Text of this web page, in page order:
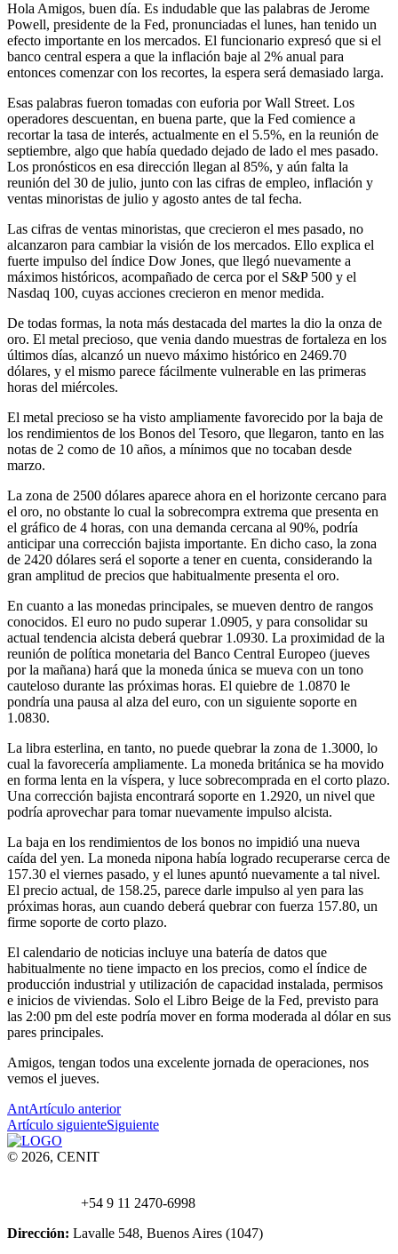
Hola Amigos, buen día. Es indudable que las palabras de Jerome
Powell, presidente de la Fed, pronunciadas el lunes, han tenido un
efecto importante en los mercados. El funcionario expresó que si el
banco central espera a que la inflación baje al 2% anual para
entonces comenzar con los recortes, la espera será demasiado larga.
Esas palabras fueron tomadas con euforia por Wall Street. Los
operadores descuentan, en buena parte, que la Fed comience a
recortar la tasa de interés, actualmente en el 5.5%, en la reunión de
septiembre, algo que había quedado dejado de lado el mes pasado.
Los pronósticos en esa dirección llegan al 85%, y aún falta la
reunión del 30 de julio, junto con las cifras de empleo, inflación y
ventas minoristas de julio y agosto antes de tal fecha.
Las cifras de ventas minoristas, que crecieron el mes pasado, no
alcanzaron para cambiar la visión de los mercados. Ello explica el
fuerte impulso del índice Dow Jones, que llegó nuevamente a
máximos históricos, acompañado de cerca por el S&P 500 y el
Nasdaq 100, cuyas acciones crecieron en menor medida.
De todas formas, la nota más destacada del martes la dio la onza de
oro. El metal precioso, que venia dando muestras de fortaleza en los
últimos días, alcanzó un nuevo máximo histórico en 2469.70
dólares, y el mismo parece fácilmente vulnerable en las primeras
horas del miércoles.
El metal precioso se ha visto ampliamente favorecido por la baja de
los rendimientos de los Bonos del Tesoro, que llegaron, tanto en las
notas de 2 como de 10 años, a mínimos que no tocaban desde
marzo.
La zona de 2500 dólares aparece ahora en el horizonte cercano para
el oro, no obstante lo cual la sobrecompra extrema que presenta en
el gráfico de 4 horas, con una demanda cercana al 90%, podría
anticipar una corrección bajista importante. En dicho caso, la zona
de 2420 dólares será el soporte a tener en cuenta, considerando la
gran amplitud de precios que habitualmente presenta el oro.
En cuanto a las monedas principales, se mueven dentro de rangos
conocidos. El euro no pudo superar 1.0905, y para consolidar su
actual tendencia alcista deberá quebrar 1.0930. La proximidad de la
reunión de política monetaria del Banco Central Europeo (jueves
por la mañana) hará que la moneda única se mueva con un tono
cauteloso durante las próximas horas. El quiebre de 1.0870 le
pondría una pausa al alza del euro, con un siguiente soporte en
1.0830.
La libra esterlina, en tanto, no puede quebrar la zona de 1.3000, lo
cual la favorecería ampliamente. La moneda británica se ha movido
en forma lenta en la víspera, y luce sobrecomprada en el corto plazo.
Una corrección bajista encontrará soporte en 1.2920, un nivel que
podría aprovechar para tomar nuevamente impulso alcista.
La baja en los rendimientos de los bonos no impidió una nueva
caída del yen. La moneda nipona había logrado recuperarse cerca de
157.30 el viernes pasado, y el lunes apuntó nuevamente a tal nivel.
El precio actual, de 158.25, parece darle impulso al yen para las
próximas horas, aun cuando deberá quebrar con fuerza 157.80, un
firme soporte de corto plazo.
El calendario de noticias incluye una batería de datos que
habitualmente no tiene impacto en los precios, como el índice de
producción industrial y utilización de capacidad instalada, permisos
e inicios de viviendas. Solo el Libro Beige de la Fed, previsto para
las 2:00 pm del este podría mover en forma moderada al dólar en sus
pares principales.
Amigos, tengan todos una excelente jornada de operaciones, nos
vemos el jueves.
AntArtículo anterior
Artículo siguienteSiguiente
© 2026, CENIT
+54 9 11 2470-6998
Dirección: Lavalle 548, Buenos Aires (1047)